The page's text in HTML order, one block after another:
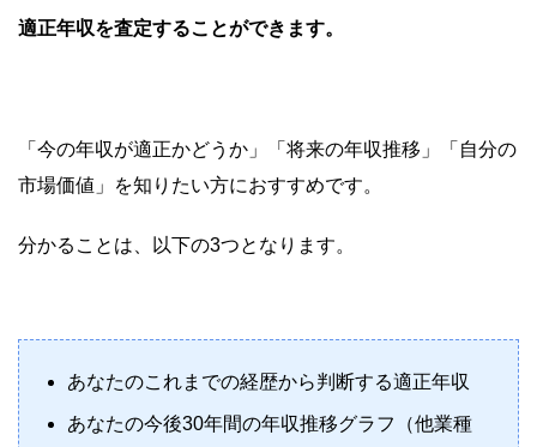
適正年収を査定することができます。
「今の年収が適正かどうか」「将来の年収推移」「自分の
市場価値」を知りたい方におすすめです。
分かることは、以下の3つとなります。
あなたのこれまでの経歴から判断する適正年収
あなたの今後30年間の年収推移グラフ
（他業種